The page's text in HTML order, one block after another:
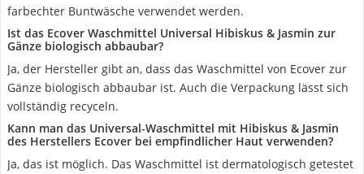
farbechter Buntwäsche verwendet werden.
Ist das Ecover Waschmittel Universal Hibiskus & Jasmin zur
Gänze biologisch abbaubar?
Ja, der Hersteller gibt an, dass das Waschmittel von Ecover zur
Gänze biologisch abbaubar ist. Auch die Verpackung lässt sich
vollständig recyceln.
Kann man das Universal-Waschmittel mit Hibiskus & Jasmin
des Herstellers Ecover bei empfindlicher Haut verwenden?
Ja, das ist möglich. Das Waschmittel ist dermatologisch getestet